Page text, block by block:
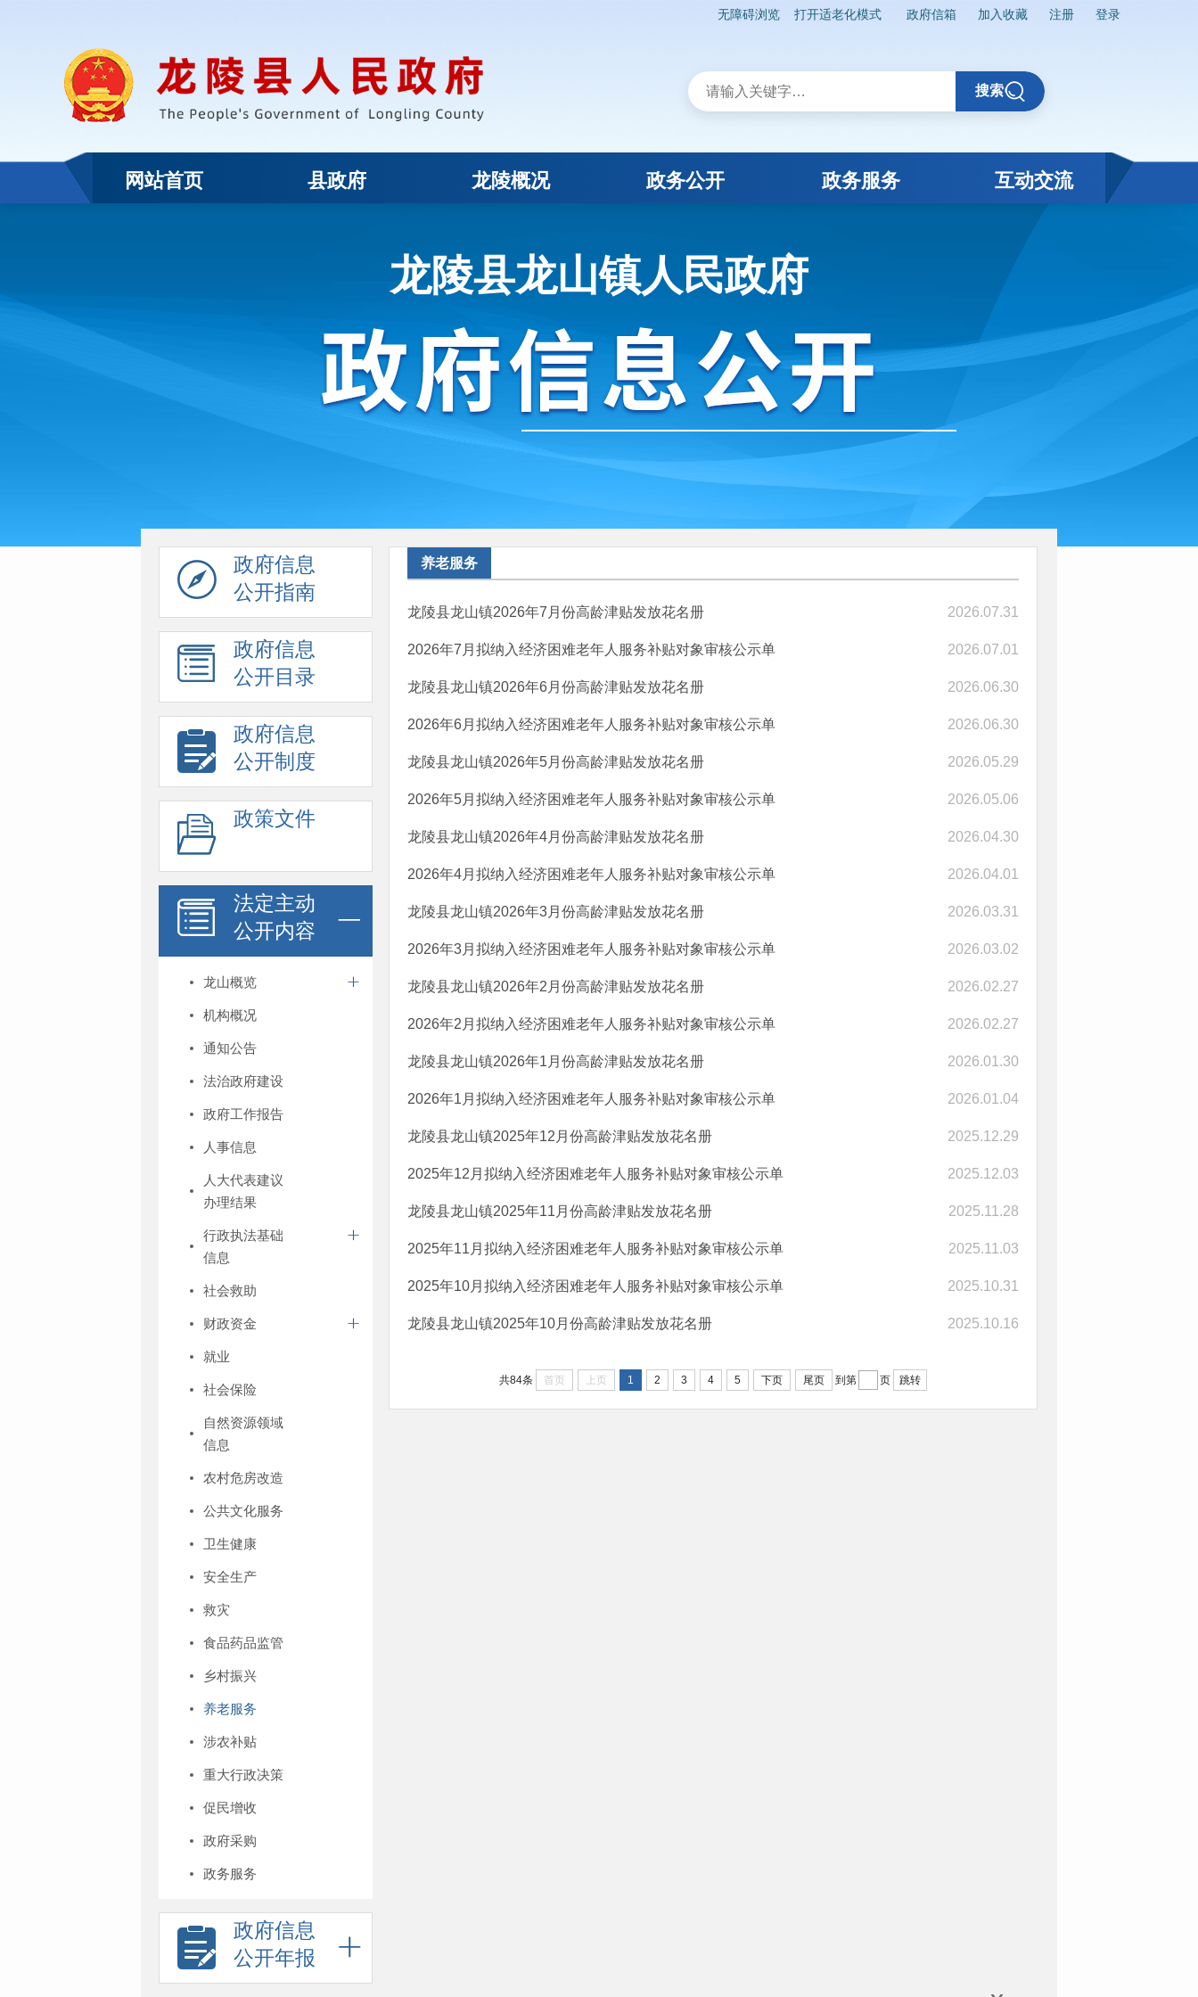
无障碍浏览 打开适老化模式 政府信箱 加入收藏 注册 登录
搜索
网站首页 县政府 龙陵概况 政务公开 政务服务 互动交流
龙陵县龙山镇人民政府
政府信息
公开指南
政府信息
公开目录
政府信息
公开制度
政策文件
法定主动
公开内容
龙山概览
机构概况
通知公告
法治政府建设
政府工作报告
人事信息
人大代表建议
办理结果
行政执法基础
信息
社会救助
财政资金
就业
社会保险
自然资源领域
信息
农村危房改造
公共文化服务
卫生健康
安全生产
救灾
食品药品监管
乡村振兴
养老服务
涉农补贴
重大行政决策
促民增收
政府采购
政务服务
政府信息
公开年报
养老服务
龙陵县龙山镇2026年7月份高龄津贴发放花名册 2026.07.31
2026年7月拟纳入经济困难老年人服务补贴对象审核公示单 2026.07.01
龙陵县龙山镇2026年6月份高龄津贴发放花名册 2026.06.30
2026年6月拟纳入经济困难老年人服务补贴对象审核公示单 2026.06.30
龙陵县龙山镇2026年5月份高龄津贴发放花名册 2026.05.29
2026年5月拟纳入经济困难老年人服务补贴对象审核公示单 2026.05.06
龙陵县龙山镇2026年4月份高龄津贴发放花名册 2026.04.30
2026年4月拟纳入经济困难老年人服务补贴对象审核公示单 2026.04.01
龙陵县龙山镇2026年3月份高龄津贴发放花名册 2026.03.31
2026年3月拟纳入经济困难老年人服务补贴对象审核公示单 2026.03.02
龙陵县龙山镇2026年2月份高龄津贴发放花名册 2026.02.27
2026年2月拟纳入经济困难老年人服务补贴对象审核公示单 2026.02.27
龙陵县龙山镇2026年1月份高龄津贴发放花名册 2026.01.30
2026年1月拟纳入经济困难老年人服务补贴对象审核公示单 2026.01.04
龙陵县龙山镇2025年12月份高龄津贴发放花名册 2025.12.29
2025年12月拟纳入经济困难老年人服务补贴对象审核公示单 2025.12.03
龙陵县龙山镇2025年11月份高龄津贴发放花名册 2025.11.28
2025年11月拟纳入经济困难老年人服务补贴对象审核公示单 2025.11.03
2025年10月拟纳入经济困难老年人服务补贴对象审核公示单 2025.10.31
龙陵县龙山镇2025年10月份高龄津贴发放花名册 2025.10.16
共84条 首页 上页 1 2 3 4 5 下页 尾页 到第 页 跳转